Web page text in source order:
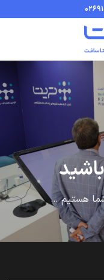
شما هستیم …